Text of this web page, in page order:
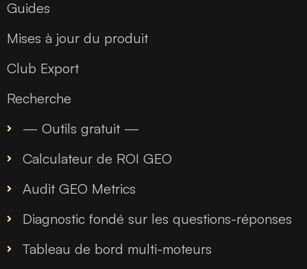
Guides
Mises à jour du produit
Club Export
Recherche
— Outils gratuit —
Calculateur de ROI GEO
Audit GEO Metrics
Diagnostic fondé sur les questions-réponses
Tableau de bord multi-moteurs